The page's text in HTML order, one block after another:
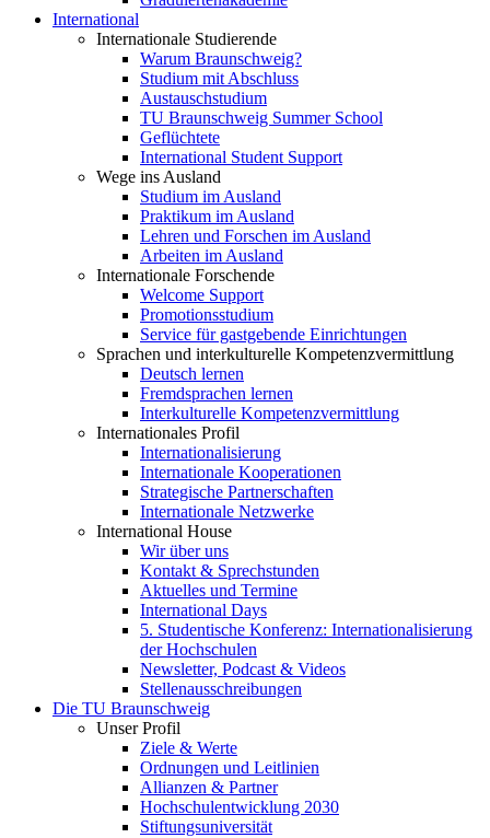
International
Internationale Studierende
Warum Braunschweig?
Studium mit Abschluss
Austauschstudium
TU Braunschweig Summer School
Geflüchtete
International Student Support
Wege ins Ausland
Studium im Ausland
Praktikum im Ausland
Lehren und Forschen im Ausland
Arbeiten im Ausland
Internationale Forschende
Welcome Support
Promotionsstudium
Service für gastgebende Einrichtungen
Sprachen und interkulturelle Kompetenzvermittlung
Deutsch lernen
Fremdsprachen lernen
Interkulturelle Kompetenzvermittlung
Internationales Profil
Internationalisierung
Internationale Kooperationen
Strategische Partnerschaften
Internationale Netzwerke
International House
Wir über uns
Kontakt & Sprechstunden
Aktuelles und Termine
International Days
5. Studentische Konferenz: Internationalisierung
der Hochschulen
Newsletter, Podcast & Videos
Stellenausschreibungen
Die TU Braunschweig
Unser Profil
Ziele & Werte
Ordnungen und Leitlinien
Allianzen & Partner
Hochschulentwicklung 2030
Stiftungsuniversität